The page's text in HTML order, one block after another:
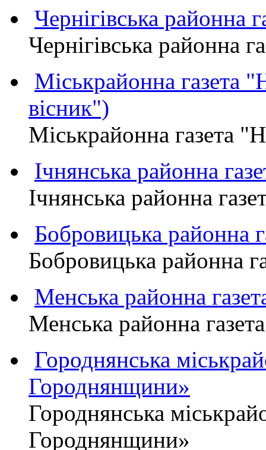
Чернігівська
Чернігівська
Міськрайонна
вісник")
Міськрайонна газета
Ічнянська районна
Ічнянська районна
Бобровицька
Бобровицька
Менська районна
Менська районна
Городнянська
Городнянщини»
Городнянська
Городнянщини»